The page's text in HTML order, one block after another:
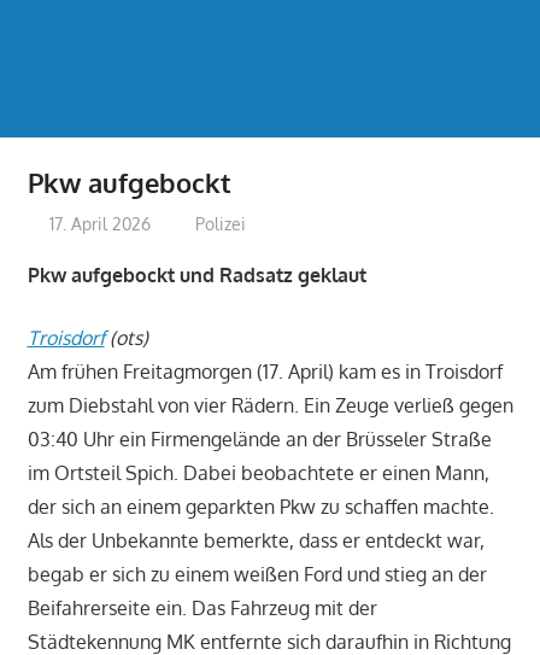
Pkw aufgebockt
17. April 2026 treffpunkt
Polizei
Pkw aufgebockt und Radsatz geklaut
Troisdorf(ots)
Am frühen Freitagmorgen (17. April) kam es in Troisdorf
zum Diebstahl von vier Rädern. Ein Zeuge verließ gegen
03:40 Uhr ein Firmengelände an der Brüsseler Straße
im Ortsteil Spich. Dabei beobachtete er einen Mann,
der sich an einem geparkten Pkw zu schaffen machte.
Als der Unbekannte bemerkte, dass er entdeckt war,
begab er sich zu einem weißen Ford und stieg an der
Beifahrerseite ein. Das Fahrzeug mit der
Städtekennung MK entfernte sich daraufhin in Richtung